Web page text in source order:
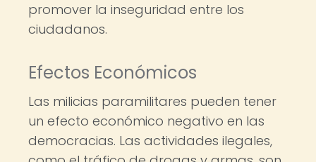
promover la inseguridad entre los
ciudadanos.
Efectos Económicos
Las milicias paramilitares pueden tener
un efecto económico negativo en las
democracias. Las actividades ilegales,